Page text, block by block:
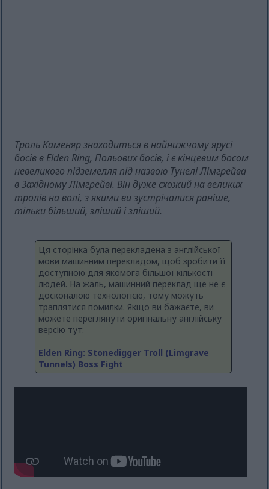
Троль Каменяр знаходиться в найнижчому ярусі
босів в Elden Ring, Польових босів, і є кінцевим босом
невеликого підземелля під назвою Тунелі Лімгрейва
в Західному Лімгрейві. Він дуже схожий на великих
тролів на волі, з якими ви зустрічалися раніше,
тільки більший, зліший і зліший.
Ця сторінка була перекладена з англійської
мови машинним перекладом, щоб зробити її
доступною для якомога більшої кількості
людей. На жаль, машинний переклад ще не є
досконалою технологією, тому можуть
траплятися помилки. Якщо ви бажаєте, ви
можете переглянути оригінальну англійську
версію тут:
Elden Ring: Stonedigger Troll (Limgrave
Tunnels) Boss Fight